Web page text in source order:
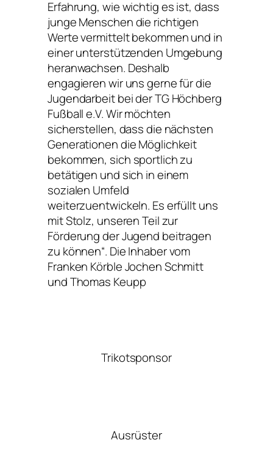
Erfahrung, wie wichtig es ist, dass
junge Menschen die richtigen
Werte vermittelt bekommen und in
einer unterstützenden Umgebung
heranwachsen. Deshalb
engagieren wir uns gerne für die
Jugendarbeit bei der TG Höchberg
Fußball e.V. Wir möchten
sicherstellen, dass die nächsten
Generationen die Möglichkeit
bekommen, sich sportlich zu
betätigen und sich in einem
sozialen Umfeld
weiterzuentwickeln. Es erfüllt uns
mit Stolz, unseren Teil zur
Förderung der Jugend beitragen
zu können“. Die Inhaber vom
Franken Körble Jochen Schmitt
und Thomas Keupp
Trikotsponsor
Ausrüster